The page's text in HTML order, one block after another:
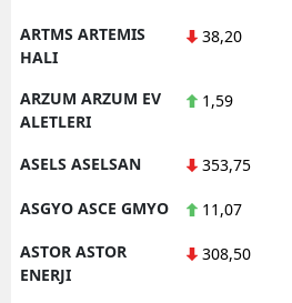
ARTMS ARTEMIS
HALI
38,20
ARZUM ARZUM EV
ALETLERI
1,59
ASELS ASELSAN 353,75
ASGYO ASCE GMYO 11,07
ASTOR ASTOR
ENERJI
308,50